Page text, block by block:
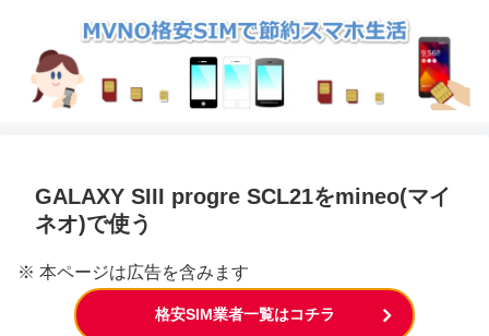
GALAXY SIII progre SCL21をmineo(マイ
ネオ)で使う
※ 本ページは広告を含みます
格安SIM業者一覧はコチラ